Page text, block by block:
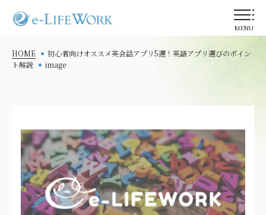
MENU
HOME
初心者向けオススメ英会話アプリ5選！英語アプリ選びのポイン
ト解説
image